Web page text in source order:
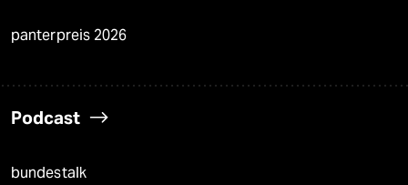
panterpreis 2026
Podcast
bundestalk